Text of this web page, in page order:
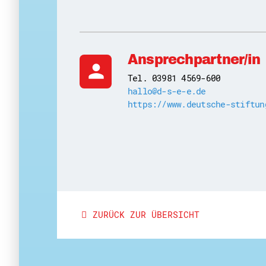
person
Ansprechpartner/in
Tel. 03981 4569-600
hallo@d-s-e-e.de
https://www.deutsche-
ZURÜCK ZUR ÜBERSICHT